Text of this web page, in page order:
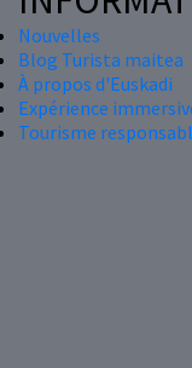
Nouvelles
Blog Turista maitea
À propos d'Euskadi
Expérience
Tourisme